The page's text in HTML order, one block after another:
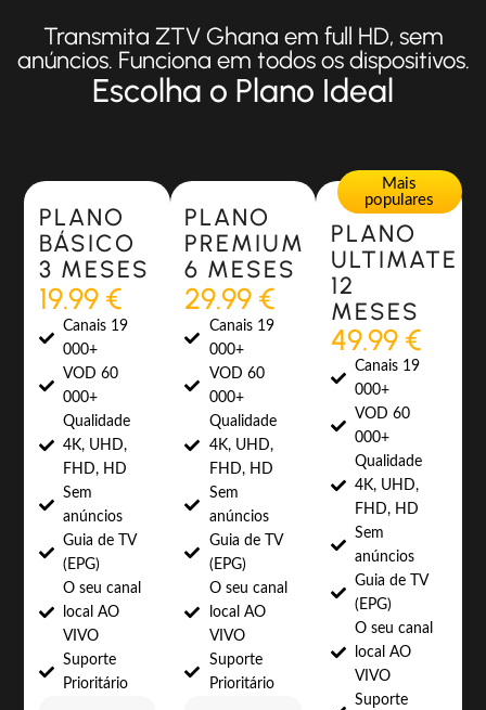
Transmita ZTV Ghana em full HD, sem
anúncios. Funciona em todos os dispositivos.
Escolha o Plano Ideal
Most Popular
PLANO
BÁSICO
3 MESES
19.99 €
Canais 19
000+
VOD 60
000+
Qualidade
4K, UHD,
FHD, HD
Sem
anúncios
Guia de TV
(EPG)
O seu canal
local AO
VIVO
Suporte
Prioritário
Most Popular
PLANO
PREMIUM
6 MESES
29.99 €
Canais 19
000+
VOD 60
000+
Qualidade
4K, UHD,
FHD, HD
Sem
anúncios
Guia de TV
(EPG)
O seu canal
local AO
VIVO
Suporte
Prioritário
Mais
populares
PLANO
ULTIMATE
12
MESES
49.99 €
Canais 19
000+
VOD 60
000+
Qualidade
4K, UHD,
FHD, HD
Sem
anúncios
Guia de TV
(EPG)
O seu canal
local AO
VIVO
Suporte